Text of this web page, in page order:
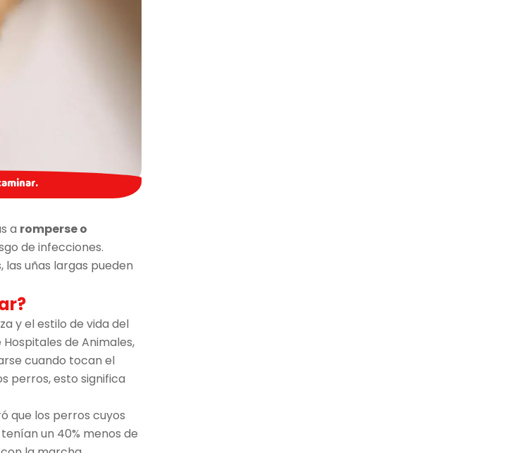
a romperse o
de infecciones.
las uñas largas pueden
y el estilo de vida del
de Animales,
cuando tocan el
perros, esto significa
que los perros cuyos
un 40% menos de